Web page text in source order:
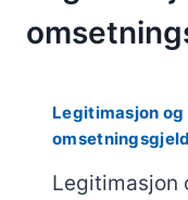
Legitimasjon
Legitimasjon